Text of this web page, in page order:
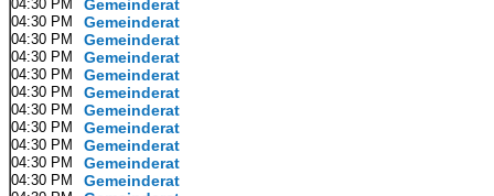
04:30 PM Gemeinderat
04:30 PM Gemeinderat
04:30 PM Gemeinderat
04:30 PM Gemeinderat
04:30 PM Gemeinderat
04:30 PM Gemeinderat
04:30 PM Gemeinderat
04:30 PM Gemeinderat
04:30 PM Gemeinderat
04:30 PM Gemeinderat
04:30 PM Gemeinderat